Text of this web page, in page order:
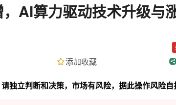
AI算力驱动技术升级与
添加收藏
立判断和决策，市场有风险，据此操作风险自